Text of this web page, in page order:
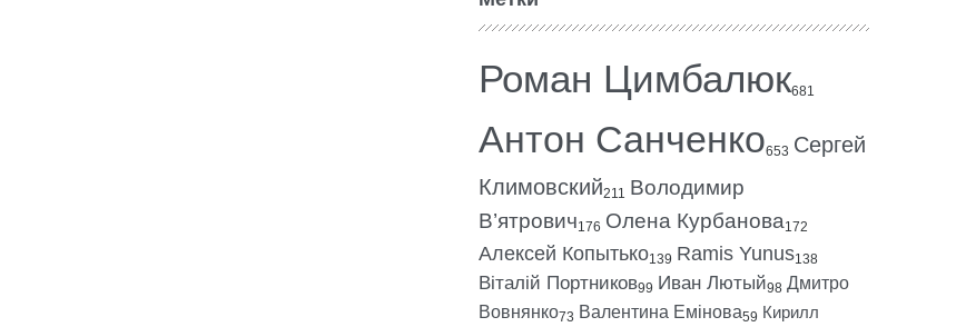
Роман Цимбалюк681
Антон Санченко653 Сергей
Климовский211 Володимир
В’ятрович176 Олена Курбанова172
Алексей Копытько139 Ramis Yunus138
Віталій Портников99 Иван Лютый98 Дмитро
Вовнянко73 Валентина Емінова59 Кирилл